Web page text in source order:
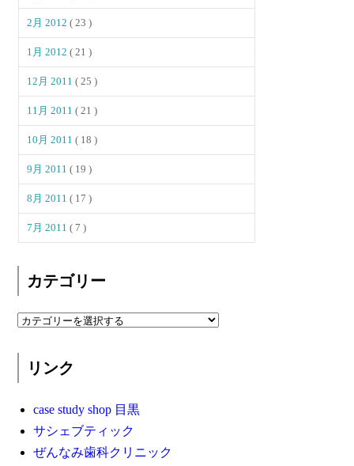
2月 2012( 23 )
1月 2012( 21 )
12月 2011( 25 )
11月 2011( 21 )
10月 2011( 18 )
9月 2011( 19 )
8月 2011( 17 )
7月 2011( 7 )
カテゴリー
リンク
case study shop 目黒
サシェブティック
ぜんなみ歯科クリニック